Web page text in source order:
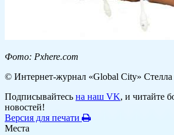
Фото: Pxhere.com
© Интернет-журнал «Global City» Стелла
Подписывайтесь на наш VK, и читайте
новостей!
Версия для печати
Места